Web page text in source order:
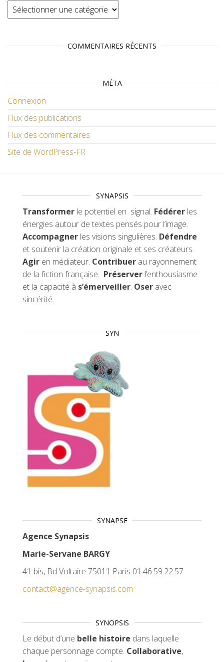
Catégories
COMMENTAIRES RÉCENTS
MÉTA
Connexion
Flux des publications
Flux des commentaires
Site de WordPress-FR
SYNAPSIS
Transformer le potentiel en signal. Fédérer les
énergies autour de textes pensés pour l’image.
Accompagner les visions singulières. Défendre
et soutenir la création originale et ses créateurs.
Agir en médiateur. Contribuer au rayonnement
de la fiction française. Préserver l’enthousiasme
et la capacité à s’émerveiller. Oser avec
sincérité.
SYN
SYNAPSE
Agence Synapsis
Marie-Servane BARGY
41 bis, Bd Voltaire 75011 Paris 01.46.59.22.57
contact@agence-synapsis.com
SYNOPSIS
Le début d’une belle histoire dans laquelle
chaque personnage compte. Collaborative,